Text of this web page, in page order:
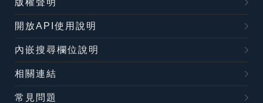
開放API使用說明
內嵌搜尋欄位說明
相關連結
常見問題